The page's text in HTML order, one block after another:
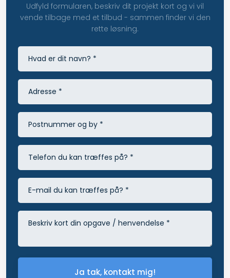
Udfyld formularen, beskriv dit projekt kort og vi vil
vende tilbage med et tilbud - sammen finder vi den
rette løsning.